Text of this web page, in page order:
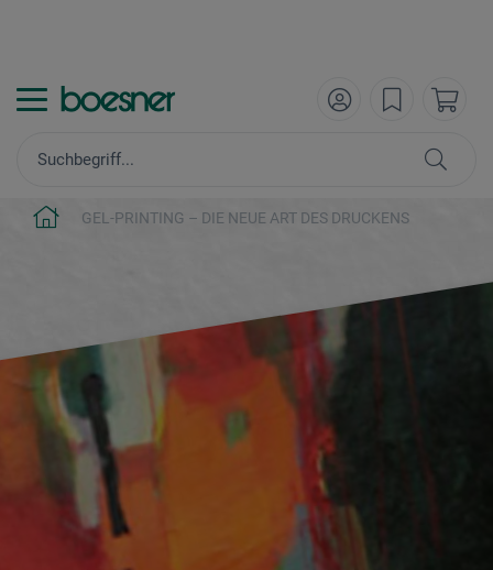
GEL-PRINTING – DIE NEUE ART DES DRUCKENS